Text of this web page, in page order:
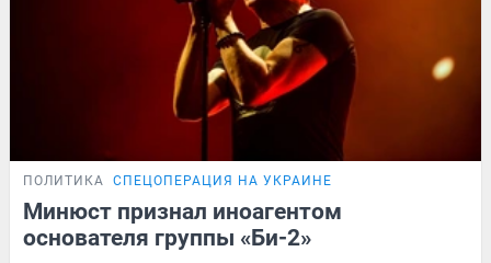
ПОЛИТИКА СПЕЦОПЕРАЦИЯ НА УКРАИНЕ
Минюст признал иноагентом
основателя группы «Би-2»